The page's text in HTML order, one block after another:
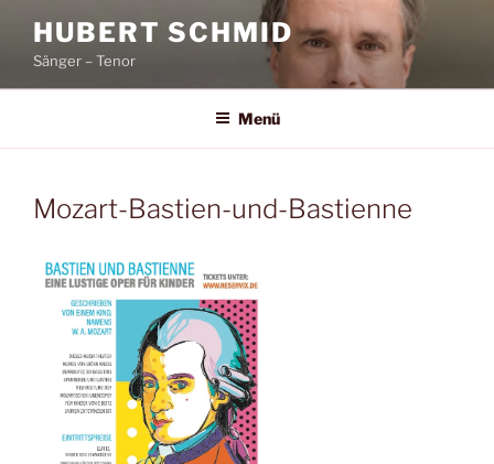
Inhalt
springen
HUBERT SCHMID
Sänger – Tenor
Menü
Mozart-Bastien-und-Bastienne